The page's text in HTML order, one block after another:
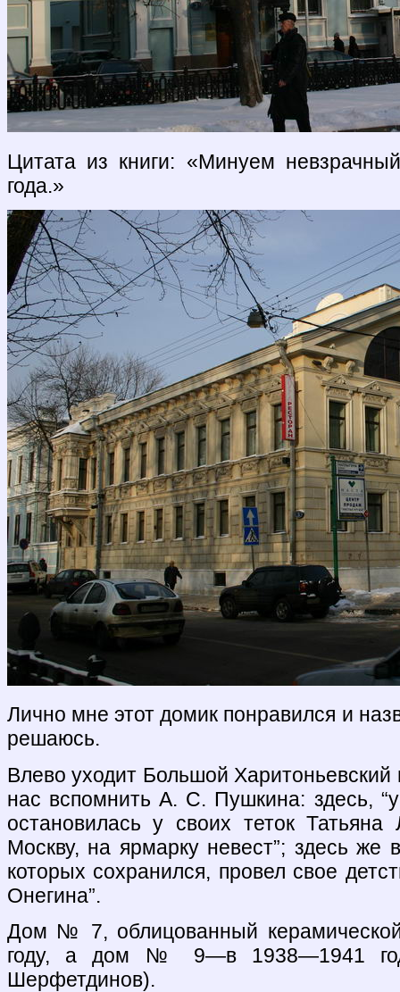
Цитата из книги: «Минуем
года.»
Лично мне этот домик понравился и
решаюсь.
Влево уходит Большой
нас вспомнить А. С. Пушкина: здесь,
остановилась у своих теток Татьяна
Москву, на ярмарку невест”; здесь
которых сохранился, провел свое
Онегина”.
Дом № 7, облицованный
году, а дом № 9—в 1938—1941
Шерфетдинов).